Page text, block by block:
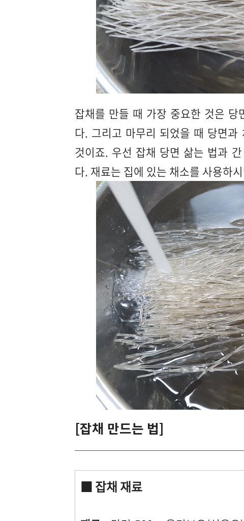
잡채를 만들 때 가장 중요한 것은
다. 그리고 마무리 되었을 때 당면
것이죠. 우선 잡채 당면 삶는 법과
다. 재료는 집에 있는 채소를 사용하
[잡채 만드는 법]
■ 잡채 재료